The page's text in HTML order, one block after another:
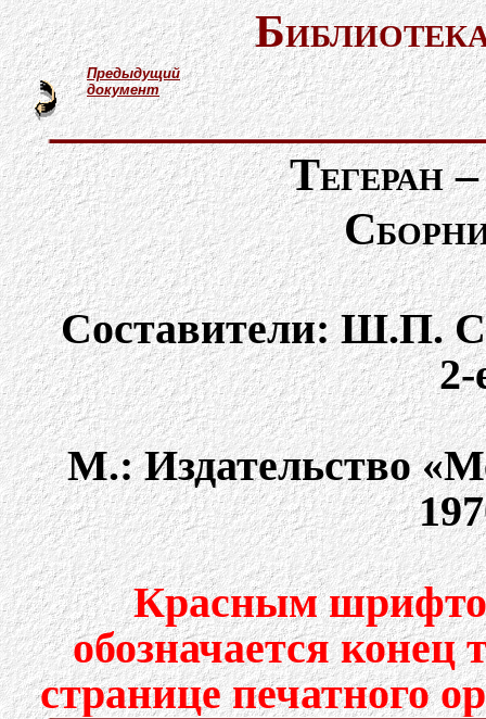
Предыдущий
документ
Тегеран
Составители: Ш.П.
2-
М.: Издательство
Красным
обозначается конец
странице печатного